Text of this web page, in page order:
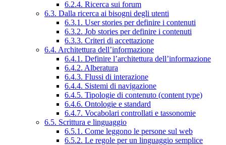
6.2.4. Ricerca sui forum
6.3. Dalla ricerca ai bisogni degli utenti
6.3.1. User stories per definire i contenuti
6.3.2. Job stories per definire i contenuti
6.3.3. Criteri di accettazione
6.4. Architettura dell’informazione
6.4.1. Definire l’architettura dell’informazione
6.4.2. Alberatura
6.4.3. Flussi di interazione
6.4.4. Sistemi di navigazione
6.4.5. Tipologie di contenuto (content type)
6.4.6. Ontologie e standard
6.4.7. Vocabolari controllati e tassonomie
6.5. Scrittura e linguaggio
6.5.1. Come leggono le persone sul web
6.5.2. Le regole per un linguaggio semplice